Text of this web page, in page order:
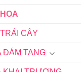
CÂY
ĐÁM TANG